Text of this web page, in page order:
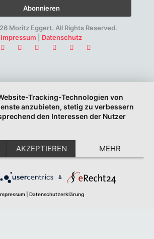
Moritz Eggert. All Rights Reserved.
Impressum
Datenschutz
Tracking-Technologien von
anzubieten, stetig zu verbessern
den Interessen der Nutzer
AKZEPTIEREN MEHR
&
Datenschutzerklärung